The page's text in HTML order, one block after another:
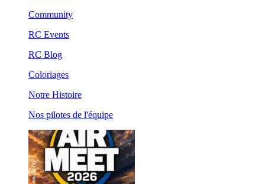
Community
RC Events
RC Blog
Coloriages
Notre Histoire
Nos pilotes de l'équipe